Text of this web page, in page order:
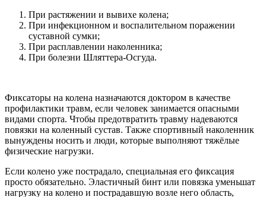
При растяжении и вывихе колена;
При инфекционном и воспалительном поражении
суставной сумки;
При расплавлении наколенника;
При болезни Шляттера-Осгуда.
Фиксаторы на колена назначаются доктором в качестве
профилактики травм, если человек занимается опасными
видами спорта. Чтобы предотвратить травму надеваются
повязки на коленный сустав. Также спортивный наколенник
вынуждены носить и люди, которые выполняют тяжёлые
физические нагрузки.
Если колено уже пострадало, специальная его фиксация
просто обязательно. Эластичный бинт или повязка уменьшат
нагрузку на колено и пострадавшую возле него область,